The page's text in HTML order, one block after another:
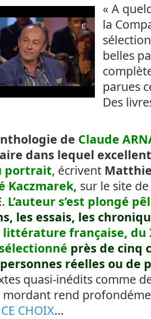
« A
la
belles
parues
Des
de Claude
dans lequel
portrait, écrivent
Kaczmarek, sur le site de
. L’auteur s’est plongé
les essais, les
française, du
près de cinq
réelles ou de
quasi-inédits comme
rend
CHOIX…